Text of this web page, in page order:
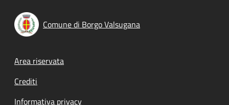
Comune di Borgo Valsugana
Footer menu
Area riservata
Crediti
Informativa privacy